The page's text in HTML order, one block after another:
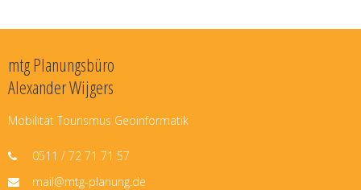
mtg Planungsbüro
Alexander Wijgers
Mobilität Tourismus Geoinformatik
0511 / 72 71 71 57
mail@mtg-planung.de